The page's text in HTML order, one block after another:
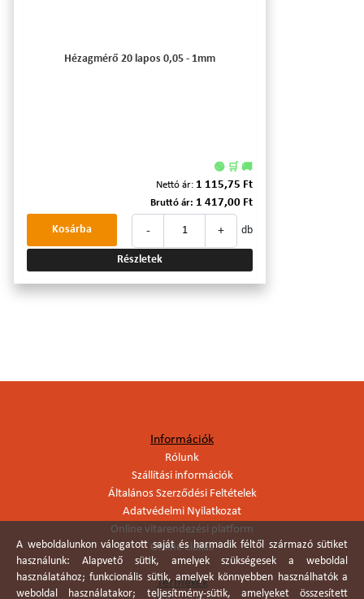
Hézagmérő 20 lapos 0,05 - 1mm
🟢 🛒 🚚
Nettó ár: 1 115,75 Ft
Bruttó ár: 1 417,00 Ft
- + db
Kosárba
Részletek
Információk
Rólunk
Szállítási információk
Általános Szerződési Feltételek
Adatvédelmi Nyilatkozat
Online vitarendezési platform
Online elállás
Termékek
A weboldalunkon válogatott saját és harmadik féltől származó sütiket
használunk: Alapvető sütik, amelyek szükségesek a weboldal
használatához; funkcionális sütik, amelyek könnyebben használhatók a
weboldal használatakor; teljesítmény-sütik, amelyeket összesített